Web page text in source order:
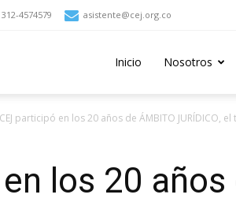
312-4574579 asistente@cej.org.co
Inicio Nosotros
CEJ participó en los 20 años de ÁMBITO JURÍDICO,
los 20 años